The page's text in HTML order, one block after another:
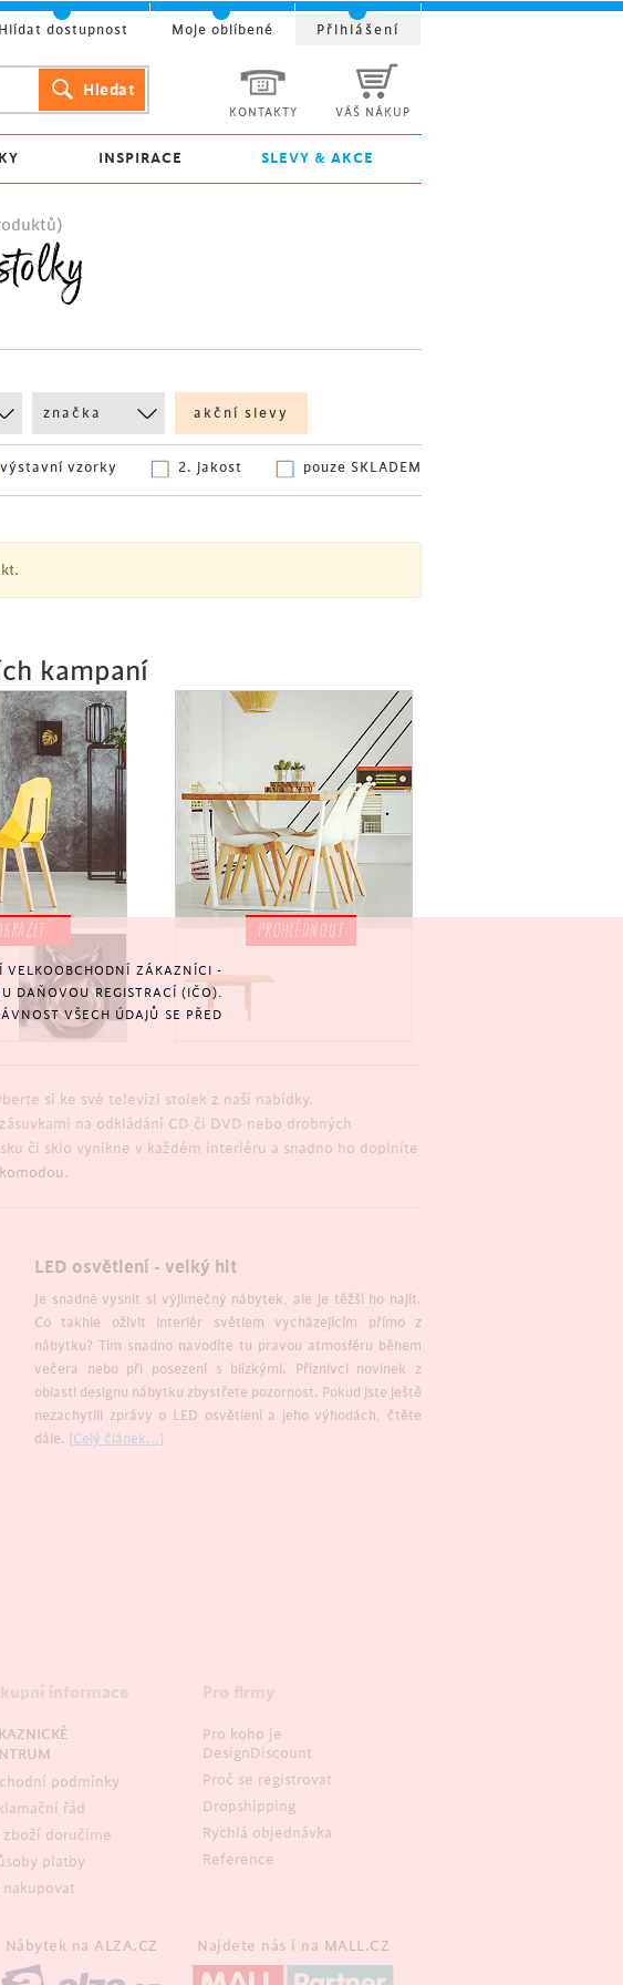
značka akční slevy
pouze SKLADEM
2. jakost
výstavní vzorky
kampaní
PROHLÉDNOUT
si ke své televizi stolek z naší nabídky.
na odkládání CD či DVD nebo drobných
či sklo vynikne v každém interiéru a snadno ho doplníte
komodou .
LED osvětlení - velký hit
Je snadné vysnít si výjimečný nábytek, ale je těžší ho najít.
Co takhle oživit interiér světlem vycházejícím přímo z
nábytku? Tím snadno navodíte tu pravou atmosféru během
večera nebo při posezení s blízkými. Příznivci novinek z
oblasti designu nábytku zbystřete pozornost. Pokud jste ještě
nezachytili zprávy o LED osvětlení a jeho výhodách, čtěte
dále. [Celý článek...]
KONTAKTY VÁŠ NÁKUP
INSPIRACE SLEVY & AKCE
Hlídat dostupnost Moje oblíbené Přihlášení
podmínky
řád
zboží doručíme
platby
nakupovat
Pro koho je
DesignDiscount
Proč se registrovat
Dropshipping
Rychlá objednávka
Reference
Najdete nás i na MALL.CZ
Nábytek na ALZA.CZ
VELKOOBCHODNÍ ZÁKAZNÍCI -
DAŇOVOU REGISTRACÍ (IČO).
VŠECH ÚDAJŮ SE PŘED